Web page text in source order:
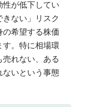
性が低下してい
ない」リスク
の希望する株価
す。特に相場環
れない、ある
ないという事態